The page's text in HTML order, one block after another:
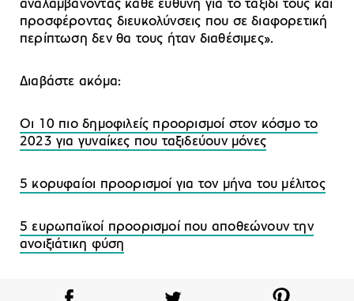
αναλαμβάνοντας κάθε ευθύνη για το ταξίδι τους και
προσφέροντας διευκολύνσεις που σε διαφορετική
περίπτωση δεν θα τους ήταν διαθέσιμες».
Διαβάστε ακόμα:
Οι 10 πιο δημοφιλείς προορισμοί στον κόσμο το
2023 για γυναίκες που ταξιδεύουν μόνες
5 κορυφαίοι προορισμοί για τον μήνα του μέλιτος
5 ευρωπαϊκοί προορισμοί που αποθεώνουν την
ανοιξιάτικη φύση